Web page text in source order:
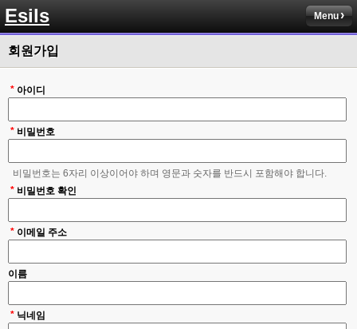
Esils Menu
회원가입
아이디
*
비밀번호
*
비밀번호는 6자리 이상이어야 하며 영문과 숫자를 반드시 포함해야 합니다.
비밀번호 확인
*
* 이메일 주소
이름
* 닉네임
ㅋ
esils
그렇다고 코어랑 모듈 전부 마개조해버릴려니 난중 또 공식버전 올라오면 답
없을꺼같아서 ;;
esils 00:15
오 정상 이네요!
비회원
esils
고게임77
esils 00:17